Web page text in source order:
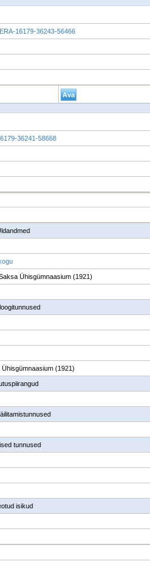
ERA-16179-36243-56466
36241-58668
Ühisgümnaasium (1921)
(1921)
tunnused
isikud